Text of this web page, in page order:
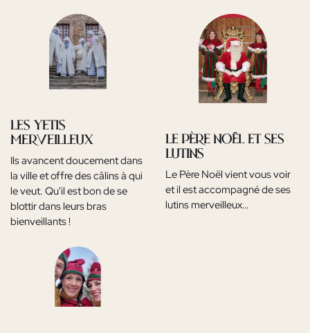
Les Yetis
merveilleux
Ils avancent doucement dans
la ville et offre des câlins à qui
le veut. Qu'il est bon de se
blottir dans leurs bras
bienveillants !
Le Père Noël et ses
lutins
Le Père Noël vient vous voir
et il est accompagné de ses
lutins merveilleux…